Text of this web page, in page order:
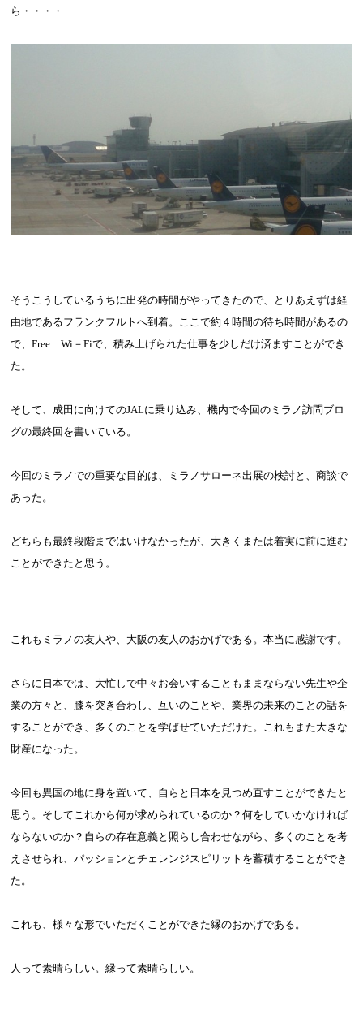
ら・・・・
そうこうしているうちに出発の時間がやってきたので、とりあえずは経
由地であるフランクフルトへ到着。ここで約４時間の待ち時間があるの
で、Free Wi －Fiで、積み上げられた仕事を少しだけ済ますことができ
た。
そして、成田に向けてのJALに乗り込み、機内で今回のミラノ訪問ブロ
グの最終回を書いている。
今回のミラノでの重要な目的は、ミラノサローネ出展の検討と、商談で
あった。
どちらも最終段階まではいけなかったが、大きくまたは着実に前に進む
ことができたと思う。
これもミラノの友人や、大阪の友人のおかげである。本当に感謝です。
さらに日本では、大忙しで中々お会いすることもままならない先生や企
業の方々と、膝を突き合わし、互いのことや、業界の未来のことの話を
することができ、多くのことを学ばせていただけた。これもまた大きな
財産になった。
今回も異国の地に身を置いて、自らと日本を見つめ直すことができたと
思う。そしてこれから何が求められているのか？何をしていかなければ
ならないのか？自らの存在意義と照らし合わせながら、多くのことを考
えさせられ、パッションとチェレンジスピリットを蓄積することができ
た。
これも、様々な形でいただくことができた縁のおかげである。
人って素晴らしい。縁って素晴らしい。